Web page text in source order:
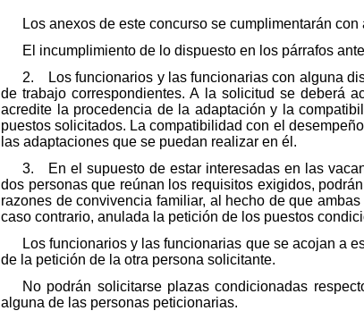
Los anexos de este concurso se cumplimentarán
El incumplimiento de lo dispuesto en los párrafos
2. Los funcionarios y las funcionarias con alguna
de trabajo correspondientes. A la solicitud se deberá
acredite la procedencia de la adaptación y la
puestos solicitados. La compatibilidad con el
las adaptaciones que se puedan realizar en él.
3. En el supuesto de estar interesadas en las
dos personas que reúnan los requisitos exigidos,
razones de convivencia familiar, al hecho de que
caso contrario, anulada la petición de los puestos
Los funcionarios y las funcionarias que se acojan a
de la petición de la otra persona solicitante.
No podrán solicitarse plazas condicionadas
alguna de las personas peticionarias.